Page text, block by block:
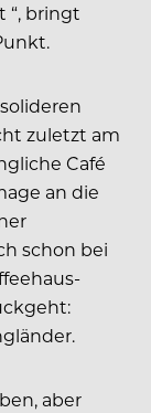
“, bringt
zuletzt am
Café
an die
schon bei
aber